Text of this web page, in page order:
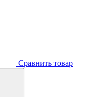
Сравнить товар